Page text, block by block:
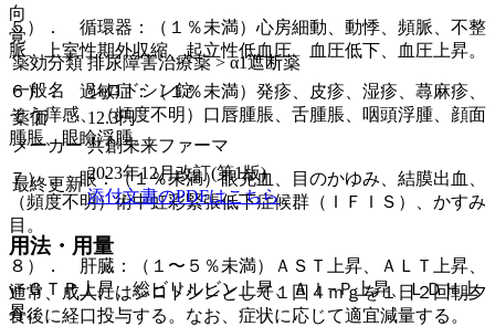
５）． 循環器：（１％未満）心房細動、動悸、頻脈、不整
脈、上室性期外収縮、起立性低血圧、血圧低下、血圧上昇。
６）． 過敏症：（１％未満）発疹、皮疹、湿疹、蕁麻疹、
そう痒感、（頻度不明）口唇腫脹、舌腫脹、咽頭浮腫、顔面
腫脹、眼瞼浮腫。
７）． 眼：（１％未満）眼充血、目のかゆみ、結膜出血、
（頻度不明）術中虹彩緊張低下症候群（ＩＦＩＳ）、かすみ
目。
８）． 肝臓：（１〜５％未満）ＡＳＴ上昇、ＡＬＴ上昇、
γ−ＧＴＰ上昇、総ビリルビン上昇、Ａｌ−Ｐ上昇、ＬＤＨ上
昇。
向
覚
薬効分類 排尿障害治療薬 > α1遮断薬
一般名
シロドシン錠
薬価
12.3円
メーカー 共創未来ファーマ
最終更新
2023年12月改訂(第1版)
添付文書のPDFはこちら
用法・用量
通常、成人にはシロドシンとして１回４ｍｇを１日２回朝夕
食後に経口投与する。なお、症状に応じて適宜減量する。